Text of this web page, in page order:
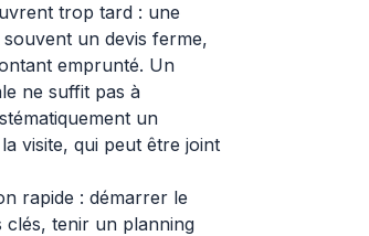
trop tard : une
un devis ferme,
emprunté. Un
ne suffit pas à
un
visite, qui peut être joint
rapide : démarrer le
clés, tenir un planning